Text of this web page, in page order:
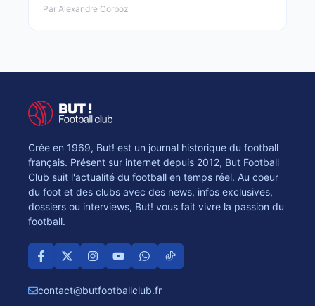
Par Alexandre Corboz
Crée en 1969, But! est un journal historique du football
français. Présent sur internet depuis 2012, But Football
Club suit l'actualité du football en temps réel. Au coeur
du foot et des clubs avec des news, infos exclusives,
dossiers ou interviews, But! vous fait vivre la passion du
football.
contact@butfootballclub.fr